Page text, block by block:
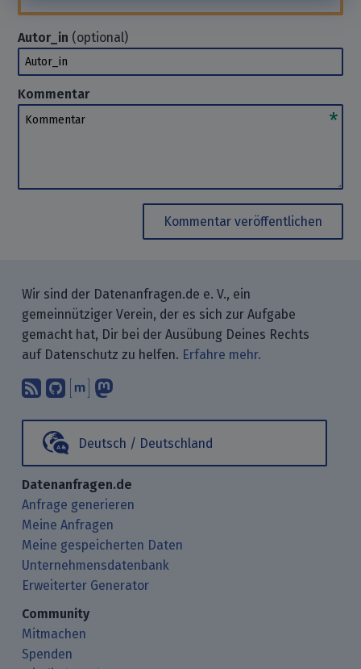
Autor_in (optional)
Autor_in
Kommentar
Kommentar
Kommentar veröffentlichen
Wir sind der Datenanfragen.de e. V., ein
gemeinnütziger Verein, der es sich zur Aufgabe
gemacht hat, Dir bei der Ausübung Deines Rechts
auf Datenschutz zu helfen. Erfahre mehr.
Abonniere unsere Blogbeiträge mit
Finde uns bei GitHub.
Unterhalte Dich mit uns über
Deutsch / Deutschland
Datenanfragen.de
Anfrage generieren
Meine Anfragen
Meine gespeicherten Daten
Unternehmensdatenbank
Erweiterter Generator
Community
Mitmachen
Spenden